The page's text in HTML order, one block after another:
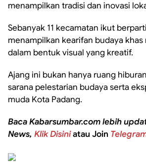
menampilkan tradisi dan inovasi
Sebanyak 11 kecamatan ikut
menampilkan kearifan budaya
dalam bentuk visual yang kreatif.
Ajang ini bukan hanya ruang
sarana pelestarian budaya serta
muda Kota Padang.
Baca Kabarsumbar.com lebih
News, Klik Disiniatau Join